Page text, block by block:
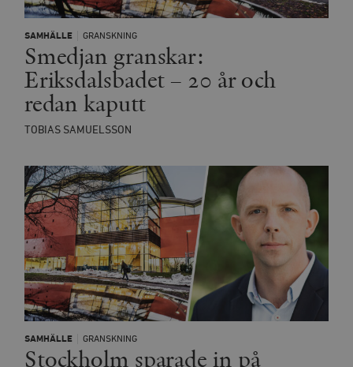
SAMHÄLLE GRANSKNING
Smedjan granskar:
Eriksdalsbadet – 20 år och
redan kaputt
TOBIAS SAMUELSSON
SAMHÄLLE GRANSKNING
Stockholm sparade in på